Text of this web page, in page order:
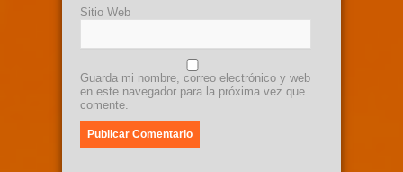
Sitio Web
Guarda mi nombre, correo electrónico y web
en este navegador para la próxima vez que
comente.